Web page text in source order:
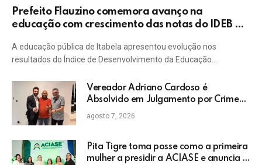
Prefeito Flauzino comemora avanço na
educação com crescimento das notas do IDEB da
A educação pública de Itabela apresentou evolução nos
resultados do Índice de Desenvolvimento da Educação…
Vereador Adriano Cardoso é
Absolvido em Julgamento por Crime
Eleitoral no TRE
agosto 7, 2026
Pita Tigre toma posse como a primeira
mulher a presidir a ACIASE e anuncia a